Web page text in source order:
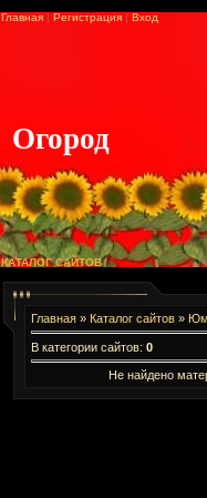
Главная | Регистрация | Вход
Огород
КАТАЛОГ САЙТОВ
Главная » Каталог сайтов »
В категории сайтов: 0
Не найдено